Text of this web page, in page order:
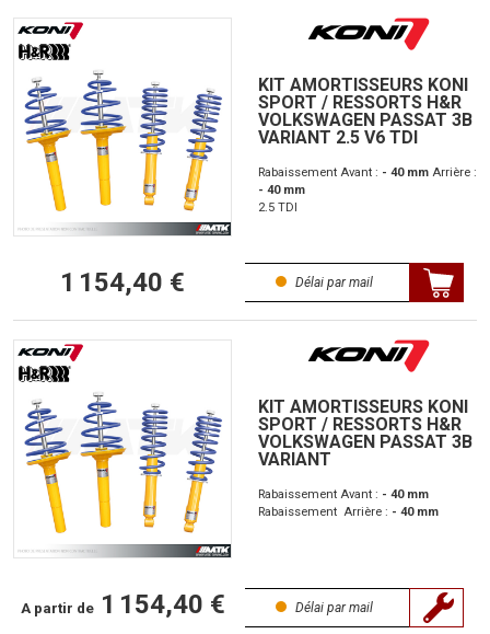
KIT AMORTISSEURS KONI
SPORT / RESSORTS H&R
VOLKSWAGEN PASSAT 3B
VARIANT 2.5 V6 TDI
Rabaissement Avant : - 40 mm Arrière :
- 40 mm
2.5 TDI
1 154,40 € Délai par mail
KIT AMORTISSEURS KONI
SPORT / RESSORTS H&R
VOLKSWAGEN PASSAT 3B
VARIANT
Rabaissement Avant : - 40 mm
Rabaissement Arrière : - 40 mm
A partir de 1 154,40 € Délai par mail